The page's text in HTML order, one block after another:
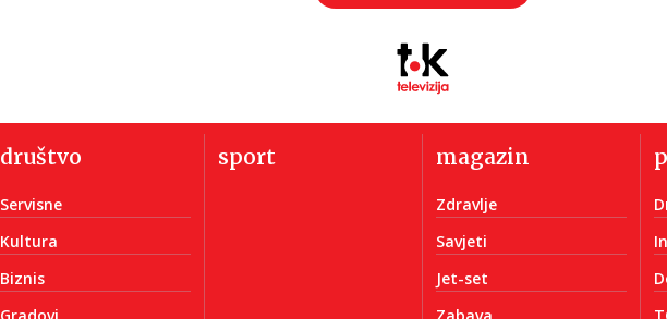
društvo
Servisne
Kultura
Biznis
sport magazin
Zdravlje
Savjeti
Jet-set